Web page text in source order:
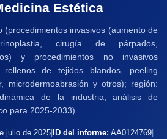
Estética
(procedimientos invasivos (aumento de
cirugía de párpados,
y procedimientos no invasivos
rellenos de tejidos blandos, peeling
microdermoabrasión y otros); región:
de la industria, análisis de
para 2025-2033)
julio de 2025 ID del informe: AA0124769